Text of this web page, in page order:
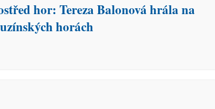
hor: Tereza Balonová hrála na
horách